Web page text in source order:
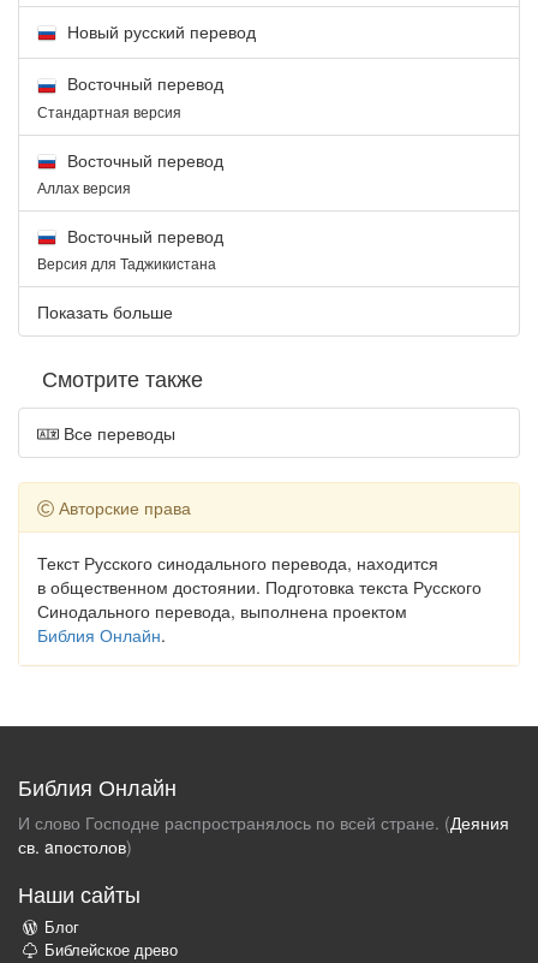
Новый русский перевод
Восточный перевод
Стандартная версия
Восточный перевод
Аллах версия
Восточный перевод
Версия для Таджикистана
Показать больше
Смотрите также
Все переводы
Авторские права
Текст Русского синодального перевода, находится
в общественном достоянии. Подготовка текста Русского
Синодального перевода, выполнена проектом
Библия Онлайн.
Библия Онлайн
И слово Господне распространялось по всей стране. (Деяния
св. aпостолов)
Наши сайты
Блог
Библейское древо